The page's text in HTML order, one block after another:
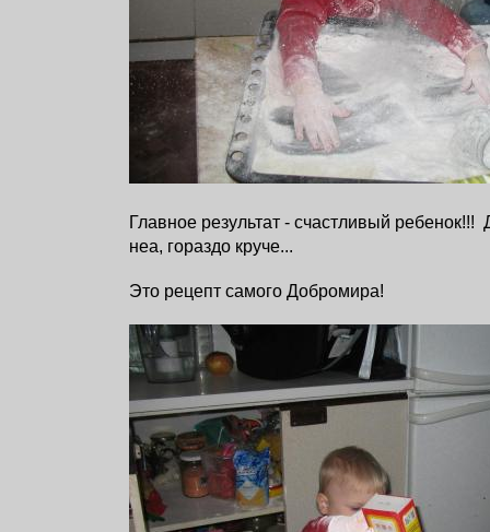
Главное результат - счастливый ребенок!!!
неа, гораздо круче...
Это рецепт самого Добромира!